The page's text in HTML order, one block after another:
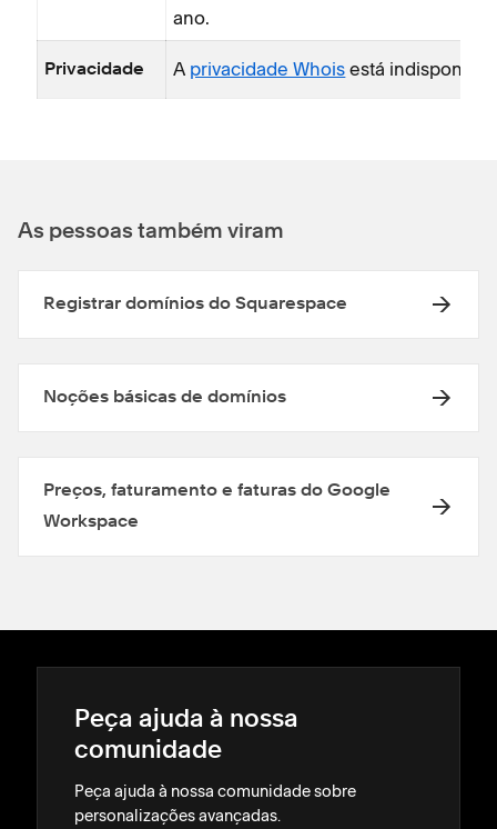
ano.
Privacidade A privacidade Whois está indisponível.
As pessoas também viram
Registrar domínios do Squarespace
Noções básicas de domínios
Preços, faturamento e faturas do Google
Workspace
Peça ajuda à nossa
comunidade
Peça ajuda à nossa comunidade sobre
personalizações avançadas.